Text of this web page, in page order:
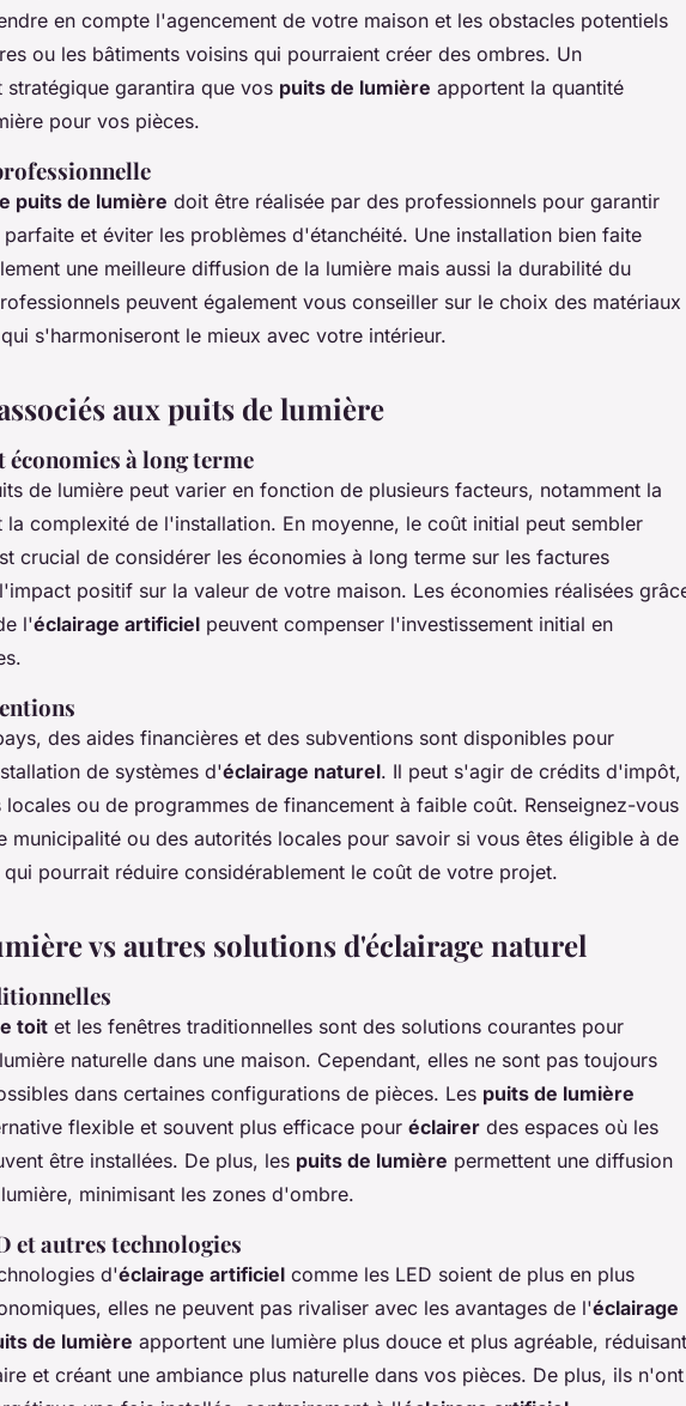
en compte l'agencement de votre maison et les obstacles potentiels
ou les bâtiments voisins qui pourraient créer des ombres. Un
stratégique garantira que vos puits de lumière apportent la quantité
pour vos pièces.
puits de lumière doit être réalisée par des professionnels pour garantir
et éviter les problèmes d'étanchéité. Une installation bien faite
une meilleure diffusion de la lumière mais aussi la durabilité du
peuvent également vous conseiller sur le choix des matériaux
s'harmoniseront le mieux avec votre intérieur.
aux puits de lumière
à long terme
de lumière peut varier en fonction de plusieurs facteurs, notamment la
la complexité de l'installation. En moyenne, le coût initial peut sembler
crucial de considérer les économies à long terme sur les factures
positif sur la valeur de votre maison. Les économies réalisées
l'éclairage artificiel peuvent compenser l'investissement initial en
des aides financières et des subventions sont disponibles pour
de systèmes d'éclairage naturel. Il peut s'agir de crédits d'impôt,
locales ou de programmes de financement à faible coût. Renseignez-vous
municipalité ou des autorités locales pour savoir si vous êtes éligible à de
pourrait réduire considérablement le coût de votre projet.
vs autres solutions d'éclairage naturel
toit et les fenêtres traditionnelles sont des solutions courantes pour
naturelle dans une maison. Cependant, elles ne sont pas toujours
dans certaines configurations de pièces. Les puits de lumière
flexible et souvent plus efficace pour éclairer des espaces où les
être installées. De plus, les puits de lumière permettent une diffusion
minimisant les zones d'ombre.
et autres technologies
d'éclairage artificiel comme les LED soient de plus en plus
elles ne peuvent pas rivaliser avec les avantages de l'éclairage
de lumière apportent une lumière plus douce et plus agréable, réduisant
et créant une ambiance plus naturelle dans vos pièces. De plus, ils n'ont